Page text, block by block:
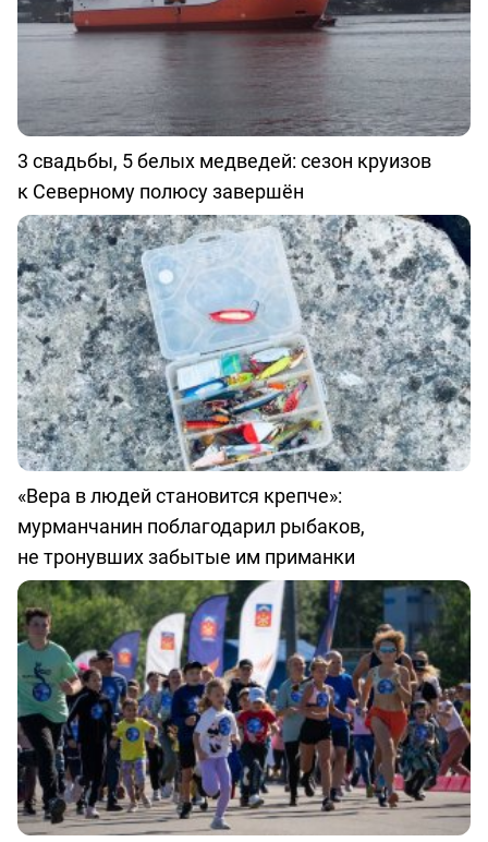
3 свадьбы, 5 белых медведей: сезон круизов
к Северному полюсу завершён
«Вера в людей становится крепче»:
мурманчанин поблагодарил рыбаков,
не тронувших забытые им приманки